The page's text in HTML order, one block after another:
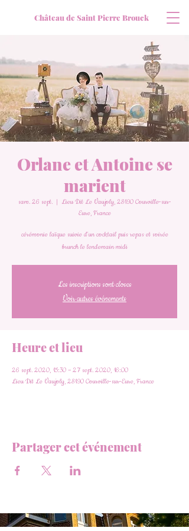
Château de Saint Pierre Brouck
Orlane et Antoine se
marient
sam. 26 sept.
  |
Lieu Dit Le Vaujoly, 28190 Courville-sur-
Eure, France
cérémonie laïque suivie d'un cocktail puis repas et soirée
brunch le lendemain midi
Les inscriptions sont closes
Voir autres événements
Heure et lieu
26 sept. 2020, 15:30 – 27 sept. 2020, 16:00
Lieu Dit Le Vaujoly, 28190 Courville-sur-Eure, France
Partager cet événement